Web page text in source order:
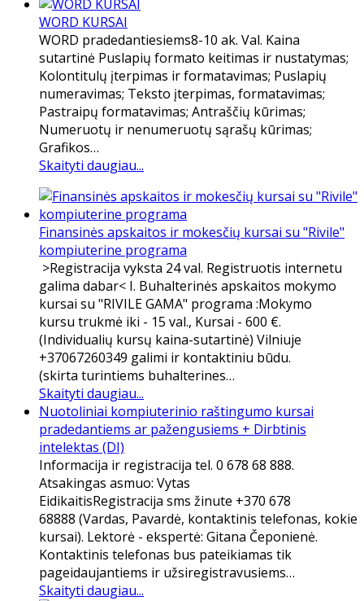
WORD KURSAI
WORD pradedantiesiems8-10 ak. Val. Kaina
sutartinė Puslapių formato keitimas ir nustatymas;
Kolontitulų įterpimas ir formatavimas; Puslapių
numeravimas; Teksto įterpimas, formatavimas;
Pastraipų formatavimas; Antraščių kūrimas;
Numeruotų ir nenumeruotų sąrašų kūrimas;
Grafikos…
Skaityti daugiau...
Finansinės apskaitos ir mokesčių kursai su "Rivile"
kompiuterine programa
>Registracija vyksta 24 val. Registruotis internetu
galima dabar< I. Buhalterinės apskaitos mokymo
kursai su "RIVILE GAMA" programa :Mokymo
kursu trukmė iki - 15 val., Kursai - 600 €.
(Individualių kursų kaina-sutartinė) Vilniuje
+37067260349 galimi ir kontaktiniu būdu.​
(skirta turintiems buhalterines…
Skaityti daugiau...
Nuotoliniai kompiuterinio raštingumo kursai
pradedantiems ar pažengusiems + Dirbtinis
intelektas (DI)
Informacija ir registracija tel. 0 678 68 888.
Atsakingas asmuo: Vytas
EidikaitisRegistracija sms žinute +370 678
68888 (Vardas, Pavardė, kontaktinis telefonas, kokie
kursai). Lektorė - ekspertė: Gitana Čeponienė.
Kontaktinis telefonas bus pateikiamas tik
pageidaujantiems ir užsiregistravusiems…
Skaityti daugiau...